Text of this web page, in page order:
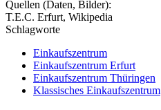
Quellen (Daten, Bilder):
T.E.C. Erfurt, Wikipedia
Schlagworte
Einkaufszentrum
Einkaufszentrum Erfurt
Einkaufszentrum Thüringen
Klassisches Einkaufszentrum